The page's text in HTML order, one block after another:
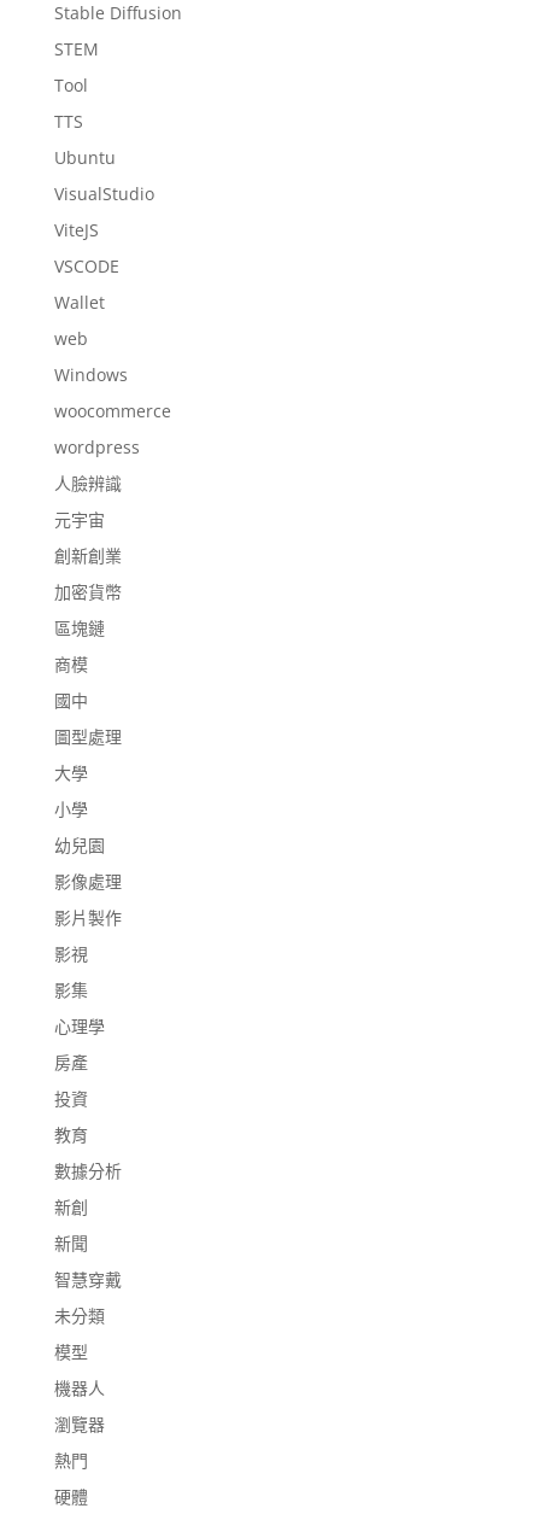
Stable Diffusion
STEM
Tool
TTS
Ubuntu
VisualStudio
ViteJS
VSCODE
Wallet
web
Windows
woocommerce
wordpress
人臉辨識
元宇宙
創新創業
加密貨幣
區塊鏈
商模
國中
圖型處理
大學
小學
幼兒園
影像處理
影片製作
影視
影集
心理學
房產
投資
教育
數據分析
新創
新聞
智慧穿戴
未分類
模型
機器人
瀏覽器
熱門
硬體